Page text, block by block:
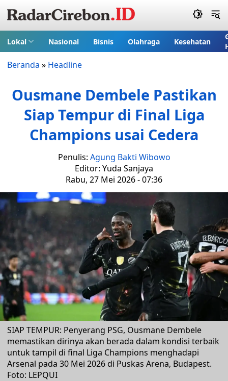
Lokal Nasional Bisnis Olahraga Kesehatan
Beranda » Headline
Ousmane Dembele Pastikan
Siap Tempur di Final Liga
Champions usai Cedera
Penulis: Agung Bakti Wibowo
Editor: Yuda Sanjaya
Rabu, 27 Mei 2026 - 07:36
SIAP TEMPUR: Penyerang PSG, Ousmane Dembele
memastikan dirinya akan berada dalam kondisi terbaik
untuk tampil di final Liga Champions menghadapi
Arsenal pada 30 Mei 2026 di Puskas Arena, Budapest.
Foto: LEPQUI